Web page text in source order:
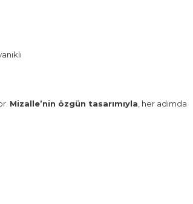
Mizalle’nin özgün tasarımıyla , her adımda